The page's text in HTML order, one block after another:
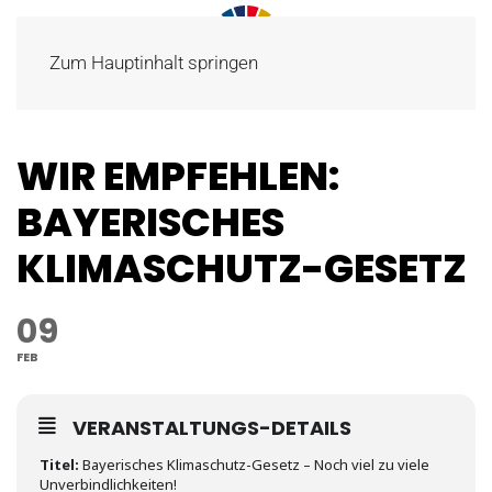
Zum Hauptinhalt springen
WIR EMPFEHLEN:
BAYERISCHES
KLIMASCHUTZ-GESETZ
09
FEB
VERANSTALTUNGS-DETAILS
Titel: Bayerisches Klimaschutz-Gesetz – Noch viel zu viele
Unverbindlichkeiten!